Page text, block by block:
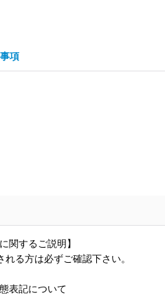
項
関するご説明】
る方は必ずご確認下さい。
表記について